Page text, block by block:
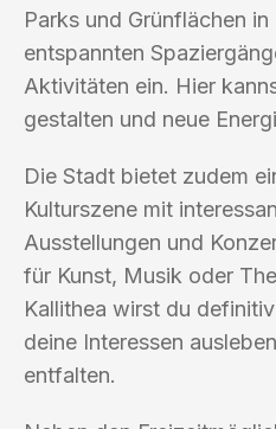
Parks und Grünflächen
entspannten
Aktivitäten ein. Hier
gestalten und neue
Die Stadt bietet zudem
Kulturszene mit
Ausstellungen und
für Kunst, Musik oder
Kallithea wirst du
deine Interessen
entfalten.